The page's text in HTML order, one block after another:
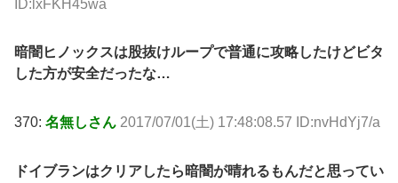
ID:lxFKH45wa
暗闇ヒノックスは股抜けループで普通に攻略したけどビタ
した方が安全だったな…
370: 名無しさん 2017/07/01(土) 17:48:08.57 ID:nvHdYj7/a
ドイブランはクリアしたら暗闇が晴れるもんだと思ってい